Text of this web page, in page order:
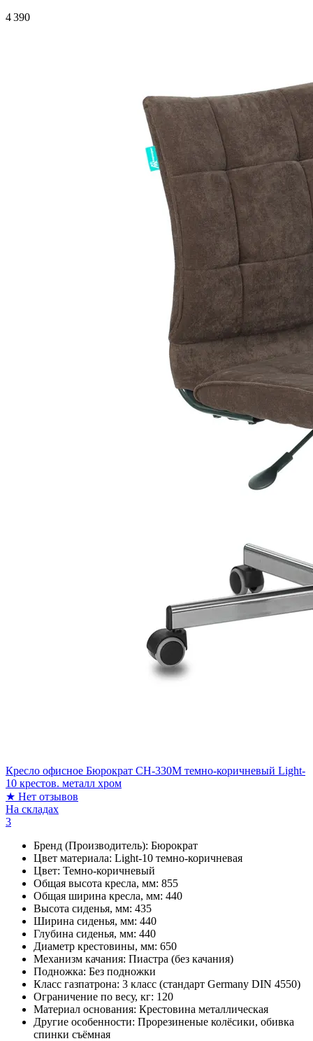
4 390
Кресло офисное Бюрократ CH-330M темно-коричневый Light-
10 крестов. металл хром
★ Нет отзывов
На складах
3
Бренд (Производитель): Бюрократ
Цвет материала: Light-10 темно-коричневая
Цвет: Темно-коричневый
Общая высота кресла, мм: 855
Общая ширина кресла, мм: 440
Высота сиденья, мм: 435
Ширина сиденья, мм: 440
Глубина сиденья, мм: 440
Диаметр крестовины, мм: 650
Механизм качания: Пиастра (без качания)
Подножка: Без подножки
Класс газпатрона: 3 класс (стандарт Germany DIN 4550)
Ограничение по весу, кг: 120
Материал основания: Крестовина металлическая
Другие особенности: Прорезиненые колёсики, обивка
спинки съёмная